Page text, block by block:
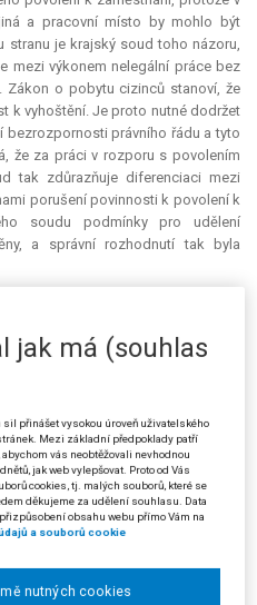
a pracovní místo by mohlo být
stranu je krajský soud toho názoru,
mezi výkonem nelegální práce bez
o pobytu cizinců stanoví, že
k vyhoštění. Je proto nutné dodržet
bezrozpornosti právního řádu a tyto
že za práci v rozporu s povolením
tak zdůrazňuje diferenciaci mezi
porušení povinnosti k povolení k
soudu podmínky pro udělení
a správní rozhodnutí tak byla
Chomutově na základě povolení
si však podle stěžovatelky vnitřně
k práci pro Chomutov, jednalo se o
případě by cizinec mohl změnit
a přesto by nebyl vyhoštěn.
Nejvyššího správního soudu
28/2008-76, ze dne 8. 6. 2007, čj. 7
7 As 46/2006-56, a ze dne 25. 1.
změnu zákona o zaměstnanosti
v případě pracovní cesty
jak má (souhlas
přinášet vysokou úroveň uživatelského
Mezi základní předpoklady patří
vás neobtěžovali nevhodnou
jak web vylepšovat. Proto od Vás
cookies, tj. malých souborů, které se
děkujeme za udělení souhlasu. Data
obsahu webu přímo Vám na
a souborů cookie
nutných cookies